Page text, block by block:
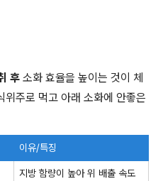
후 소화 효율을 높이는 것이 체
주로 먹고 아래 소화에 안좋은
이유/특징
지방 함량이 높아 위 배출 속도